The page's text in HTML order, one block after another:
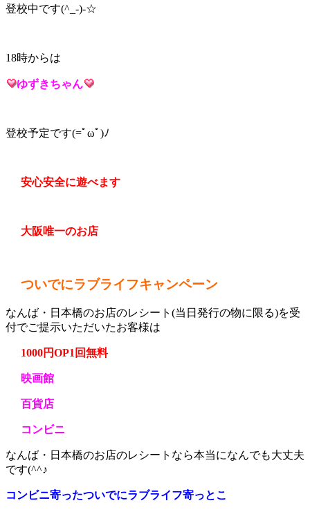
登校中です(^_-)-☆
18時からは
ゆずきちゃん
登校予定です(=ﾟωﾟ)ﾉ
安心安全に遊べます
大阪唯一のお店
ついでにラブライフキャンペーン
なんば・日本橋のお店のレシート(当日発行の物に限る)を受
付でご提示いただいたお客様は
1000円OP1回無料
映画館
百貨店
コンビニ
なんば・日本橋のお店のレシートなら本当になんでも大丈夫
です(^^♪
コンビニ寄ったついでにラブライフ寄っとこ